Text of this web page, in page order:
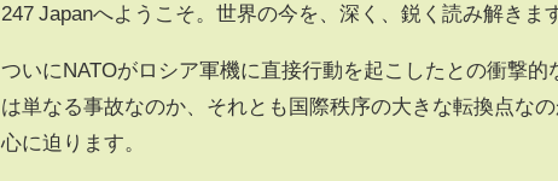
247 Japanへようこそ。世界の今を、深く、鋭く読み解きま
ついにNATOがロシア軍機に直接行動を起こしたとの衝撃的
は単なる事故なのか、それとも国際秩序の大きな転換点な
心に迫ります。